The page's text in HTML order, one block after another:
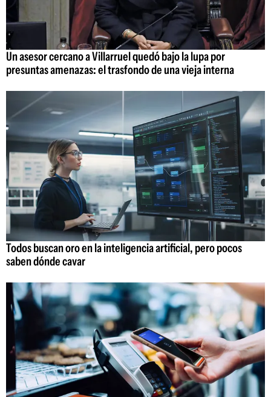
Un asesor cercano a Villarruel quedó bajo la lupa por
presuntas amenazas: el trasfondo de una vieja interna
Todos buscan oro en la inteligencia artificial, pero pocos
saben dónde cavar